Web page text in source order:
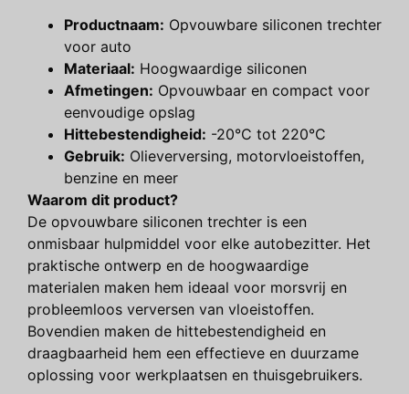
Productnaam: Opvouwbare siliconen trechter
voor auto
Materiaal: Hoogwaardige siliconen
Afmetingen: Opvouwbaar en compact voor
eenvoudige opslag
Hittebestendigheid: -20°C tot 220°C
Gebruik: Olieverversing, motorvloeistoffen,
benzine en meer
Waarom dit product?
De opvouwbare siliconen trechter is een
onmisbaar hulpmiddel voor elke autobezitter. Het
praktische ontwerp en de hoogwaardige
materialen maken hem ideaal voor morsvrij en
probleemloos verversen van vloeistoffen.
Bovendien maken de hittebestendigheid en
draagbaarheid hem een effectieve en duurzame
oplossing voor werkplaatsen en thuisgebruikers.